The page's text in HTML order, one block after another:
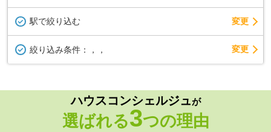
駅で絞り込む 変更
絞り込み条件： ，， 変更
ハウスコンシェルジュが
選ばれる3つの理由